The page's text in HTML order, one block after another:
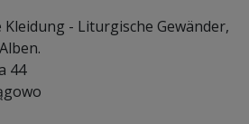
- Liturgische Gewänder,
44